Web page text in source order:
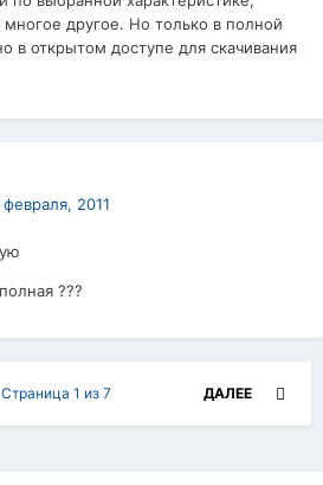
многое другое. Но только в полной
в открытом доступе для скачивания
2011
???
ДАЛЕЕ
Страница 1 из 7